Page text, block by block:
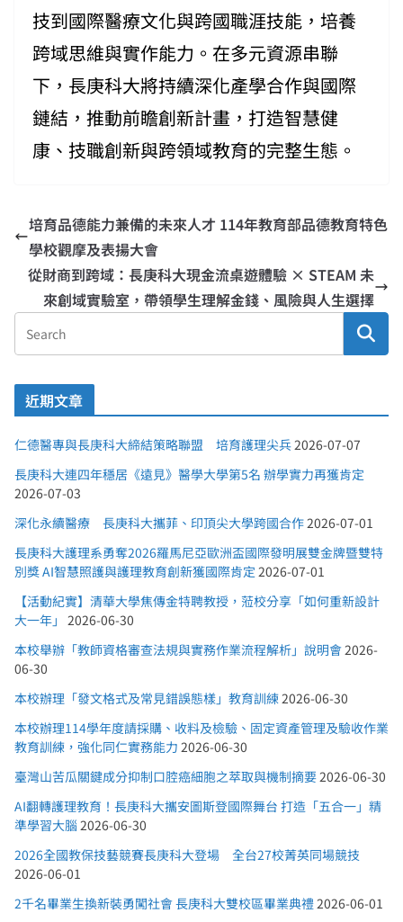
技到國際醫療文化與跨國職涯技能，培養
跨域思維與實作能力。在多元資源串聯
下，長庚科大將持續深化產學合作與國際
鏈結，推動前瞻創新計畫，打造智慧健
康、技職創新與跨領域教育的完整生態。
培育品德能力兼備的未來人才 114年教育部品德教育特色
學校觀摩及表揚大會
從財商到跨域：長庚科大現金流桌遊體驗 × STEAM 未
來創域實驗室，帶領學生理解金錢、風險與人生選擇
近期文章
仁德醫專與長庚科大締結策略聯盟 培育護理尖兵 2026-07-07
長庚科大連四年穩居《遠見》醫學大學第5名 辦學實力再獲肯定
2026-07-03
深化永續醫療 長庚科大攜菲、印頂尖大學跨國合作 2026-07-01
長庚科大護理系勇奪2026羅馬尼亞歐洲盃國際發明展雙金牌暨雙特
別獎 AI智慧照護與護理教育創新獲國際肯定 2026-07-01
【活動紀實】清華大學焦傳金特聘教授，蒞校分享「如何重新設計
大一年」
2026-06-30
本校舉辦「教師資格審查法規與實務作業流程解析」說明會 2026-
06-30
本校辦理「發文格式及常見錯誤態樣」教育訓練 2026-06-30
本校辦理114學年度請採購、收料及檢驗、固定資產管理及驗收作業
教育訓練，強化同仁實務能力 2026-06-30
臺灣山苦瓜關鍵成分抑制口腔癌細胞之萃取與機制摘要 2026-06-30
AI翻轉護理教育！長庚科大攜安圖斯登國際舞台 打造「五合一」精
準學習大腦 2026-06-30
2026全國教保技藝競賽長庚科大登場 全台27校菁英同場競技
2026-06-01
2千名畢業生換新裝勇闖社會 長庚科大雙校區畢業典禮 2026-06-01